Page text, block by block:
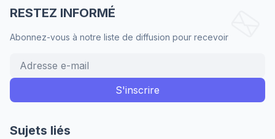
RESTEZ INFORMÉ
Abonnez-vous à notre liste de diffusion pour recevoir
Sujets liés